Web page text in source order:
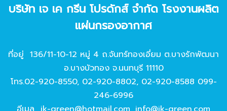
บริษัท เจ เค กรีน โปรดักส์ จํากัด โรงงานผลิต
แผ่นกรองอากาศ
ที่อยู่ 136/11-10-12 หมู่ 4 ถ.จันทร์ทองเอี่ยม ต.บางรักพัฒนา
อ.บางบัวทอง จ.นนทบุรี 11110
โทร.02-920-8550, 02-920-8802, 02-920-8588 099-
246-6996